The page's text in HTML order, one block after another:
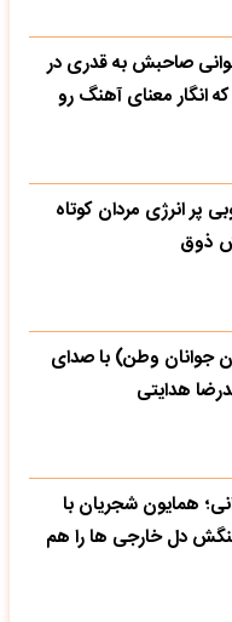
صاحبش به قدری در
انگار معنای آهنگ رو
پر انرژی مردان کوتاه
ذوق
جوانان وطن) با صدای
هدایتی
همایون شجریان با
دل خارجی ها را هم